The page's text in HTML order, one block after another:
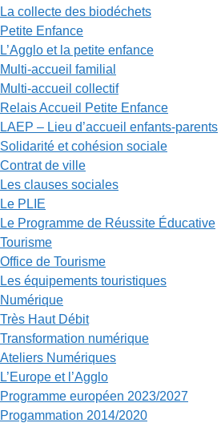
La collecte des biodéchets
Petite Enfance
L’Agglo et la petite enfance
Multi-accueil familial
Multi-accueil collectif
Relais Accueil Petite Enfance
LAEP – Lieu d’accueil enfants-parents
Solidarité et cohésion sociale
Contrat de ville
Les clauses sociales
Le PLIE
Le Programme de Réussite Éducative
Tourisme
Office de Tourisme
Les équipements touristiques
Numérique
Très Haut Débit
Transformation numérique
Ateliers Numériques
L’Europe et l’Agglo
Programme européen 2023/2027
Progammation 2014/2020